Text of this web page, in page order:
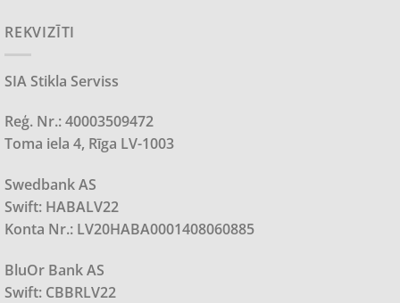
REKVIZĪTI
SIA Stikla Serviss
Reģ. Nr.: 40003509472
Toma iela 4, Rīga LV-1003
Swedbank AS
Swift: HABALV22
Konta Nr.: LV20HABA0001408060885
BluOr Bank AS
Swift: CBBRLV22